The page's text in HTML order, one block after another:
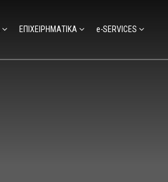
ΕΠΙΧΕΙΡΗΜΑΤΙΚΑ e-SERVICES